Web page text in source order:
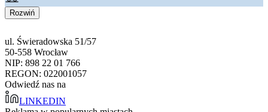
Rozwiń
ul. Świeradowska 51/57
50-558 Wrocław
NIP: 898 22 01 766
REGON: 022001057
Odwiedź nas na
LINKEDIN